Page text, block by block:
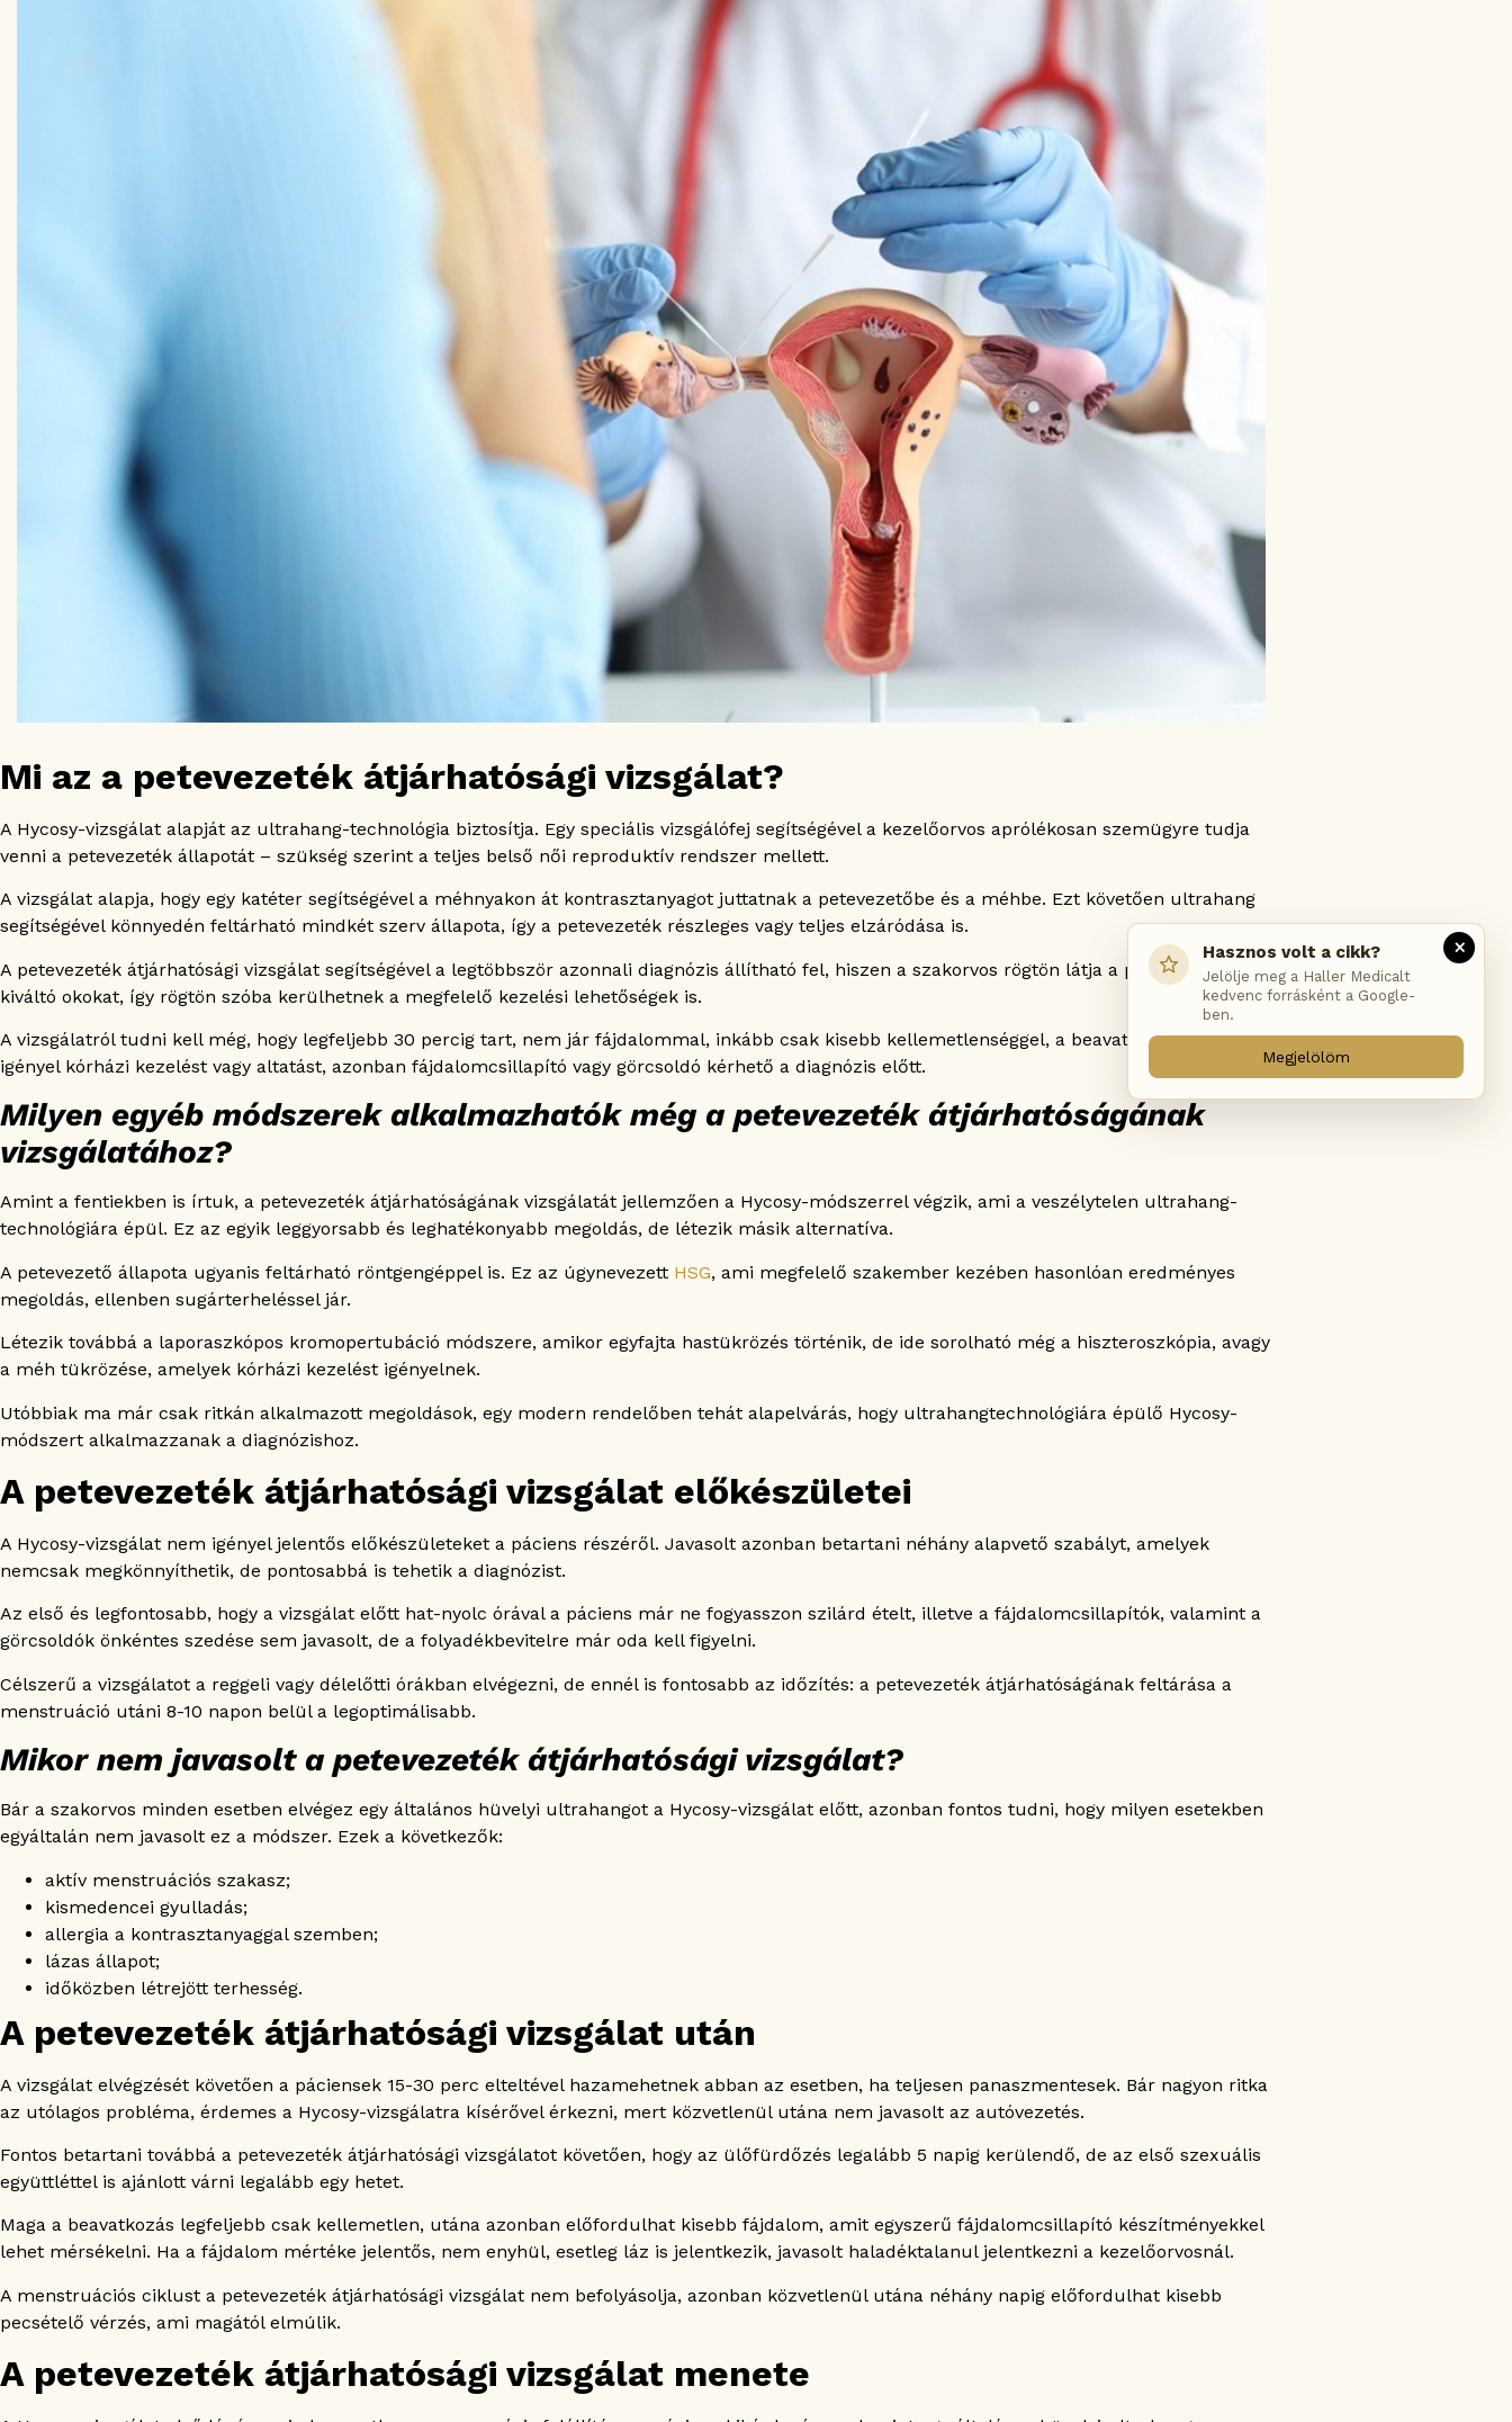
Mi az a petevezeték átjárhatósági vizsgálat?
A Hycosy-vizsgálat alapját az ultrahang-technológia biztosítja. Egy speciális vizsgálófej segítségével a kezelőorvos aprólékosan szemügyre tudja
venni a petevezeték állapotát – szükség szerint a teljes belső női reproduktív rendszer mellett.
A vizsgálat alapja, hogy egy katéter segítségével a méhnyakon át kontrasztanyagot juttatnak a petevezetőbe és a méhbe. Ezt követően ultrahang
segítségével könnyedén feltárható mindkét szerv állapota, így a petevezeték részleges vagy teljes elzáródása is.
A petevezeték átjárhatósági vizsgálat segítségével a legtöbbször azonnali diagnózis állítható fel, hiszen a szakorvos rögtön látja a problémát, a
kiváltó okokat, így rögtön szóba kerülhetnek a megfelelő kezelési lehetőségek is.
A vizsgálatról tudni kell még, hogy legfeljebb 30 percig tart, nem jár fájdalommal, inkább csak kisebb kellemetlenséggel, a beavatkozás pedig nem
igényel kórházi kezelést vagy altatást, azonban fájdalomcsillapító vagy görcsoldó kérhető a diagnózis előtt.
Milyen egyéb módszerek alkalmazhatók még a petevezeték átjárhatóságának
vizsgálatához?
Amint a fentiekben is írtuk, a petevezeték átjárhatóságának vizsgálatát jellemzően a Hycosy-módszerrel végzik, ami a veszélytelen ultrahang-
technológiára épül. Ez az egyik leggyorsabb és leghatékonyabb megoldás, de létezik másik alternatíva.
A petevezető állapota ugyanis feltárható röntgengéppel is. Ez az úgynevezett HSG, ami megfelelő szakember kezében hasonlóan eredményes
megoldás, ellenben sugárterheléssel jár.
Létezik továbbá a laporaszkópos kromopertubáció módszere, amikor egyfajta hastükrözés történik, de ide sorolható még a hiszteroszkópia, avagy
a méh tükrözése, amelyek kórházi kezelést igényelnek.
Utóbbiak ma már csak ritkán alkalmazott megoldások, egy modern rendelőben tehát alapelvárás, hogy ultrahangtechnológiára épülő Hycosy-
módszert alkalmazzanak a diagnózishoz.
A petevezeték átjárhatósági vizsgálat előkészületei
A Hycosy-vizsgálat nem igényel jelentős előkészületeket a páciens részéről. Javasolt azonban betartani néhány alapvető szabályt, amelyek
nemcsak megkönnyíthetik, de pontosabbá is tehetik a diagnózist.
Az első és legfontosabb, hogy a vizsgálat előtt hat-nyolc órával a páciens már ne fogyasszon szilárd ételt, illetve a fájdalomcsillapítók, valamint a
görcsoldók önkéntes szedése sem javasolt, de a folyadékbevitelre már oda kell figyelni.
Célszerű a vizsgálatot a reggeli vagy délelőtti órákban elvégezni, de ennél is fontosabb az időzítés: a petevezeték átjárhatóságának feltárása a
menstruáció utáni 8-10 napon belül a legoptimálisabb.
Mikor nem javasolt a petevezeték átjárhatósági vizsgálat?
Bár a szakorvos minden esetben elvégez egy általános hüvelyi ultrahangot a Hycosy-vizsgálat előtt, azonban fontos tudni, hogy milyen esetekben
egyáltalán nem javasolt ez a módszer. Ezek a következők:
aktív menstruációs szakasz;
kismedencei gyulladás;
allergia a kontrasztanyaggal szemben;
lázas állapot;
időközben létrejött terhesség.
A petevezeték átjárhatósági vizsgálat után
A vizsgálat elvégzését követően a páciensek 15-30 perc elteltével hazamehetnek abban az esetben, ha teljesen panaszmentesek. Bár nagyon ritka
az utólagos probléma, érdemes a Hycosy-vizsgálatra kísérővel érkezni, mert közvetlenül utána nem javasolt az autóvezetés.
Fontos betartani továbbá a petevezeték átjárhatósági vizsgálatot követően, hogy az ülőfürdőzés legalább 5 napig kerülendő, de az első szexuális
együttléttel is ajánlott várni legalább egy hetet.
Maga a beavatkozás legfeljebb csak kellemetlen, utána azonban előfordulhat kisebb fájdalom, amit egyszerű fájdalomcsillapító készítményekkel
lehet mérsékelni. Ha a fájdalom mértéke jelentős, nem enyhül, esetleg láz is jelentkezik, javasolt haladéktalanul jelentkezni a kezelőorvosnál.
A menstruációs ciklust a petevezeték átjárhatósági vizsgálat nem befolyásolja, azonban közvetlenül utána néhány napig előfordulhat kisebb
pecsételő vérzés, ami magától elmúlik.
A petevezeték átjárhatósági vizsgálat menete
×
Hasznos volt a cikk?
Jelölje meg a Haller Medicalt
kedvenc forrásként a Google-
ben.
Megjelölöm